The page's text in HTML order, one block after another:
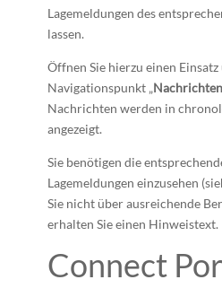
Lagemeldungen des
lassen.
Öffnen Sie hierzu einen
Navigationspunkt „Nachrichten
Nachrichten werden in
angezeigt.
Sie benötigen die
Lagemeldungen einzusehen
Sie nicht über ausreichende
erhalten Sie einen Hinweistext.
Connect